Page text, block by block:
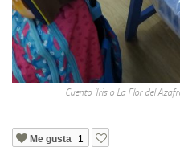
Cuento ‘Iris o La Flor del
Me gusta 1